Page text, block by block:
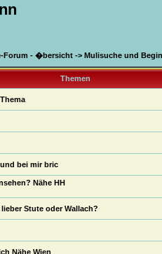
Forum - �bersicht -> Mulisuche und
Themen
bei mir bric
Nähe HH
Stute oder Wallach?
Nähe Wien